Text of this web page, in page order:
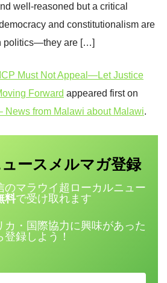
well-reasoned but a critical
and constitutionalism are
politics—they are […]
Must Not Appeal—Let Justice
Forward appeared first on
News from Malawi about Malawi.
ース メルマガ登録
のマラウイ超ローカルニュー
料で受け取れます
カ・国際協力に興味があった
登録しよう！